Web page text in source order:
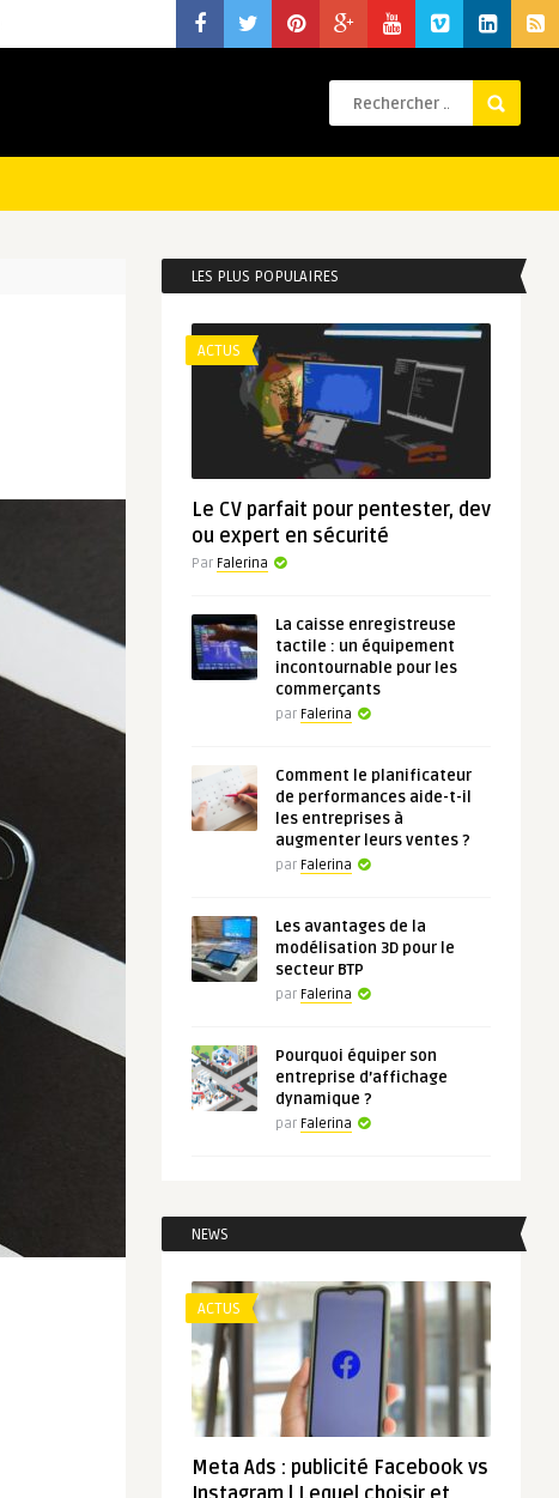
LES PLUS POPULAIRES
ACTUS
Le CV parfait pour pentester, dev
ou expert en sécurité
Par Falerina
La caisse enregistreuse
tactile : un équipement
incontournable pour les
commerçants
par Falerina
Comment le planificateur
de performances aide-t-il
les entreprises à
augmenter leurs ventes ?
par Falerina
Les avantages de la
modélisation 3D pour le
secteur BTP
par Falerina
Pourquoi équiper son
entreprise d’affichage
dynamique ?
par Falerina
NEWS
ACTUS
Meta Ads : publicité Facebook vs